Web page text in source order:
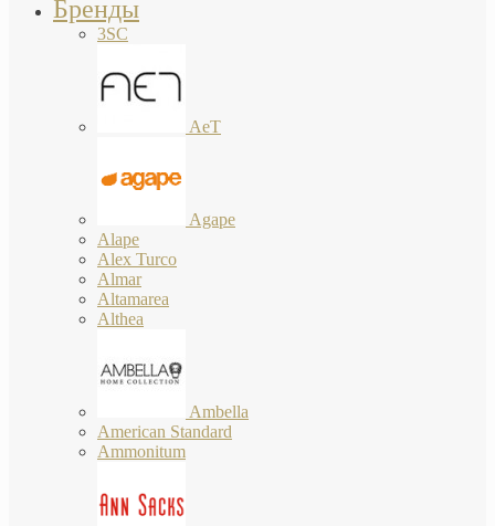
Бренды
3SC
AeT
Agape
Alape
Alex Turco
Almar
Altamarea
Althea
Ambella
American Standard
Ammonitum